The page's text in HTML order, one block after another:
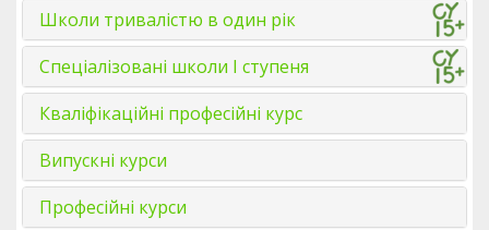
Школи тривалістю в один рік
Спеціалізовані школи І ступеня
Кваліфікаційні професійні курс
Випускні курси
Професійні курси